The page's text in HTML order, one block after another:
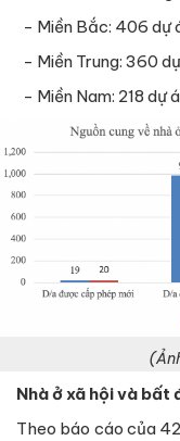
- Miền Bắc: 406 dự
- Miền Trung: 360
- Miền Nam: 218 dự
Nhà ở xã hội và bất
Theo báo cáo của